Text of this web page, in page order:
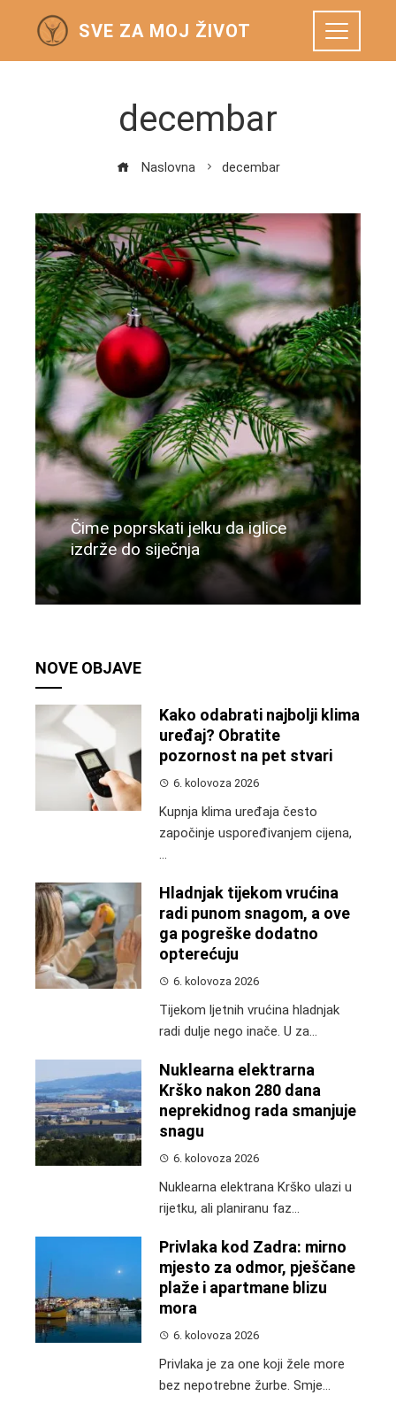
SVE ZA MOJ ŽIVOT
decembar
Naslovna decembar
Čime poprskati jelku da iglice
izdrže do siječnja
Više
NOVE OBJAVE
Kako odabrati najbolji klima
uređaj? Obratite
pozornost na pet stvari
6. kolovoza 2026
Kupnja klima uređaja često
započinje uspoređivanjem cijena,
Hladnjak tijekom vrućina
radi punom snagom, a ove
ga pogreške dodatno
opterećuju
6. kolovoza 2026
Tijekom ljetnih vrućina hladnjak
radi dulje nego inače. U za...
Nuklearna elektrarna
Krško nakon 280 dana
neprekidnog rada smanjuje
snagu
6. kolovoza 2026
Nuklearna elektrana Krško ulazi u
rijetku, ali planiranu faz...
Privlaka kod Zadra: mirno
mjesto za odmor, pješčane
plaže i apartmane blizu
mora
6. kolovoza 2026
Privlaka je za one koji žele more
bez nepotrebne žurbe. Smje...